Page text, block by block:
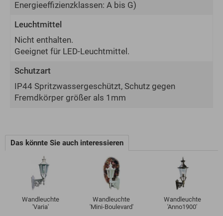
Energie­effizienz­klassen: A bis G)
Leuchtmittel
Nicht enthalten.
Geeignet für LED-Leuchtmittel.
Schutzart
IP44 Spritzwassergeschützt, Schutz gegen
Fremdkörper größer als 1mm
Das könnte Sie auch interessieren
Wandleuchte
'Varia'
Wandleuchte
'Mini-Boulevard'
Wandleuchte
'Anno1900'